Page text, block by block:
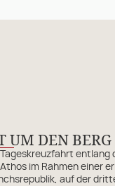
UM DEN
entlang
im Rahmen einer
auf der